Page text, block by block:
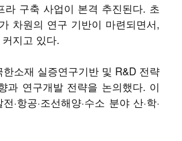
라 구축 사업이 본격 추진된다. 초
차원의 연구 기반이 마련되면서,
지고 있다.
소재 실증연구기반 및 R&D 전략
과 연구개발 전략을 논의했다. 이
항공·조선해양·수소 분야 산·학·